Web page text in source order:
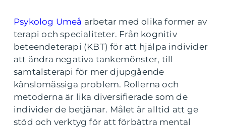
Psykolog Umeå arbetar med olika former av
terapi och specialiteter. Från kognitiv
beteendeterapi (KBT) för att hjälpa individer
att ändra negativa tankemönster, till
samtalsterapi för mer djupgående
känslomässiga problem. Rollerna och
metoderna är lika diversifierade som de
individer de betjänar. Målet är alltid att ge
stöd och verktyg för att förbättra mental